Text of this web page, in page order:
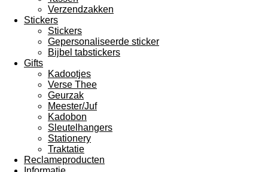
Verzendzakken
Stickers
Stickers
Gepersonaliseerde sticker
Bijbel tabstickers
Gifts
Kadootjes
Verse Thee
Geurzak
Meester/Juf
Kadobon
Sleutelhangers
Stationery
Traktatie
Reclameproducten